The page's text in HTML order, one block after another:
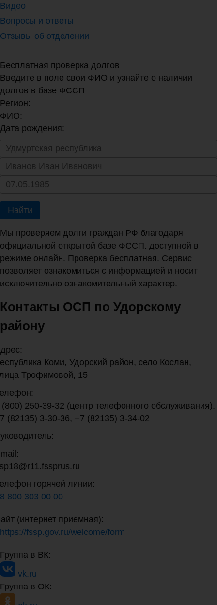
Видео
Вопросы и ответы
Отзывы об отделении
Бесплатная проверка долгов
Введите в поле свои ФИО и узнайте о наличии
долгов в базе ФССП
Регион:
ФИО:
Дата рождения:
Найти
Мы проверяем долги граждан РФ благодаря
официальной открытой базе ФССП, доступной в
режиме онлайн. Проверка бесплатная. Сервис
позволяет ознакомиться с информацией и носит
исключительно ознакомительный характер.
Контакты ОСП по Удорскому
району
Коми, Удорский район, село Кослан,
Трофимовой, 15
(800) 250-39-32 (центр телефонного обслуживания),
(82135) 3-30-36, +7 (82135) 3-34-02
горячей линии:
8 800 303 00 00
(интернет приемная):
https://fssp.gov.ru/welcome/form
Группа в ВК:
vk.ru
Группа в ОК: